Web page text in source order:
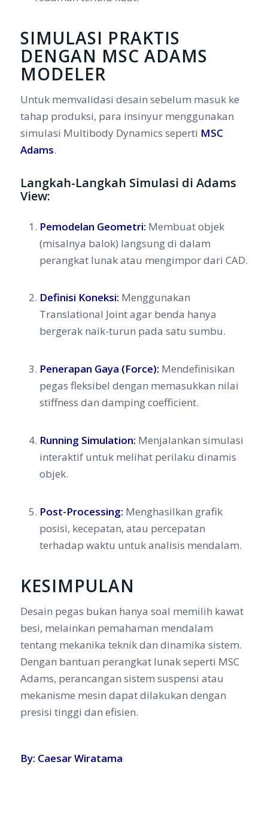
SIMULASI PRAKTIS
DENGAN MSC ADAMS
MODELER
Untuk memvalidasi desain sebelum masuk ke
tahap produksi, para insinyur menggunakan
simulasi Multibody Dynamics seperti MSC
Adams.
Langkah-Langkah Simulasi di Adams
View:
Pemodelan Geometri: Membuat objek
(misalnya balok) langsung di dalam
perangkat lunak atau mengimpor dari CAD.
Definisi Koneksi: Menggunakan
Translational Jointagar benda hanya
bergerak naik-turun pada satu sumbu.
Penerapan Gaya (Force): Mendefinisikan
pegas fleksibel dengan memasukkan nilai
stiffness dan damping coefficient.
Running Simulation: Menjalankan simulasi
interaktif untuk melihat perilaku dinamis
objek.
Post-Processing: Menghasilkan grafik
posisi, kecepatan, atau percepatan
terhadap waktu untuk analisis mendalam.
KESIMPULAN
Desain pegas bukan hanya soal memilih kawat
besi, melainkan pemahaman mendalam
tentang mekanika teknik dan dinamika sistem.
Dengan bantuan perangkat lunak seperti MSC
Adams, perancangan sistem suspensi atau
mekanisme mesin dapat dilakukan dengan
presisi tinggi dan efisien.
By: Caesar Wiratama